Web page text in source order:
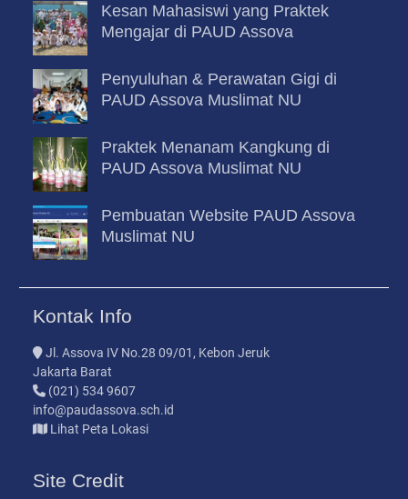
Kesan Mahasiswi yang Praktek
Mengajar di PAUD Assova
Penyuluhan & Perawatan Gigi di
PAUD Assova Muslimat NU
Praktek Menanam Kangkung di
PAUD Assova Muslimat NU
Pembuatan Website PAUD Assova
Muslimat NU
Kontak Info
Jl. Assova IV No.28 09/01, Kebon Jeruk
Jakarta Barat
(021) 534 9607
info@paudassova.sch.id
Lihat Peta Lokasi
Site Credit